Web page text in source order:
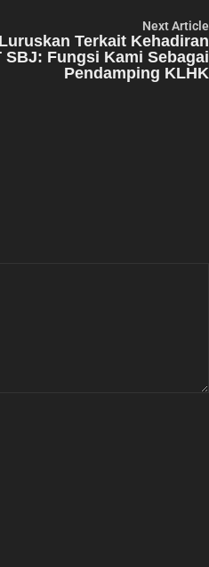
Next Article
Terkait Kehadiran
SBJ: Fungsi Kami Sebagai
Pendamping KLHK